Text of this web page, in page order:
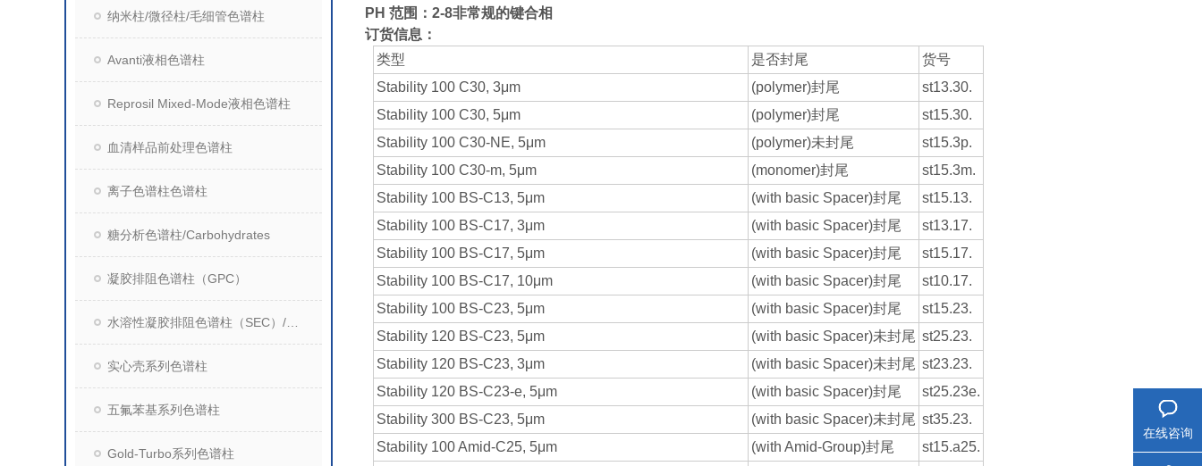
纳米柱/微径柱/毛细管色谱柱
Avanti液相色谱柱
Reprosil Mixed-Mode液相色谱柱
血清样品前处理色谱柱
离子色谱柱色谱柱
糖分析色谱柱/Carbohydrates
凝胶排阻色谱柱（GPC）
实心壳系列色谱柱
五氟苯基系列色谱柱
Gold-Turbo系列色谱柱
PH 范围：2-8非常规的键合相
订货信息：
类型
是否封尾
货号
Stability 100 C30, 3μm
(polymer)封尾
st13.30.
Stability 100 C30, 5μm
(polymer)封尾
st15.30.
Stability 100 C30-NE, 5μm
(polymer)未封尾
st15.3p.
Stability 100 C30-m, 5μm
(monomer)封尾
st15.3m.
Stability 100 BS-C13, 5μm
(with basic Spacer)封尾
st15.13.
Stability 100 BS-C17, 3μm
(with basic Spacer)封尾
st13.17.
Stability 100 BS-C17, 5μm
(with basic Spacer)封尾
st15.17.
Stability 100 BS-C17, 10μm
(with basic Spacer)封尾
st10.17.
Stability 100 BS-C23, 5μm
(with basic Spacer)封尾
st15.23.
Stability 120 BS-C23, 5μm
(with basic Spacer)未封尾 st25.23.
Stability 120 BS-C23, 3μm
(with basic Spacer)未封尾 st23.23.
Stability 120 BS-C23-e, 5μm
(with basic Spacer)封尾
st25.23e.
Stability 300 BS-C23, 5μm
(with basic Spacer)未封尾 st35.23.
Stability 100 Amid-C25, 5μm
(with Amid-Group)封尾
st15.a25.
在线咨询